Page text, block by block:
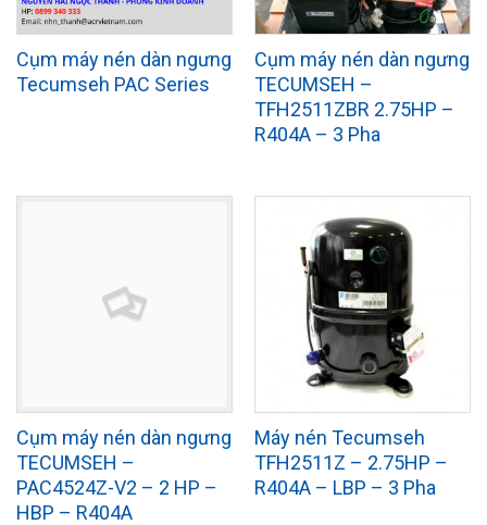
Cụm máy nén dàn ngưng
Tecumseh PAC Series
Cụm máy nén dàn ngưng
TECUMSEH –
TFH2511ZBR 2.75HP –
R404A – 3 Pha
Cụm máy nén dàn ngưng
TECUMSEH –
PAC4524Z-V2 – 2 HP –
HBP – R404A
Máy nén Tecumseh
TFH2511Z – 2.75HP –
R404A – LBP – 3 Pha